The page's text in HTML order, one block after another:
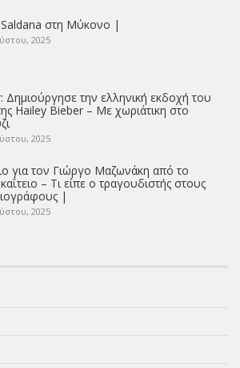
στη Μύκονο |
2025
Δημιούργησε την ελληνική εκδοχή του
Hailey Bieber – Με χωριάτικη στο
2025
για τον Γιώργο Μαζωνάκη από το
– Τι είπε ο τραγουδιστής στους
|
2025